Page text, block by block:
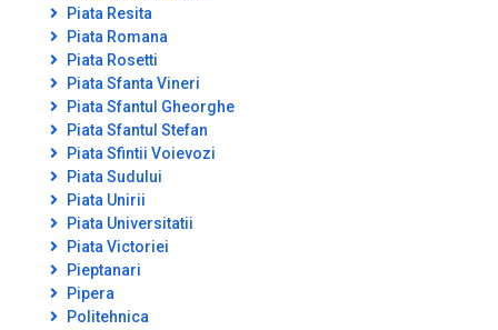
Piata Resita
Piata Romana
Piata Rosetti
Piata Sfanta Vineri
Piata Sfantul Gheorghe
Piata Sfantul Stefan
Piata Sfintii Voievozi
Piata Sudului
Piata Unirii
Piata Universitatii
Piata Victoriei
Pieptanari
Pipera
Politehnica